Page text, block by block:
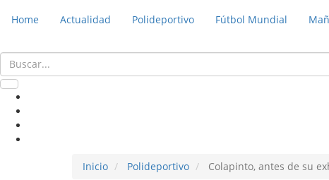
Home Actualidad Polideportivo Fútbol Mundial
Inicio Polideportivo Colapinto, antes de su